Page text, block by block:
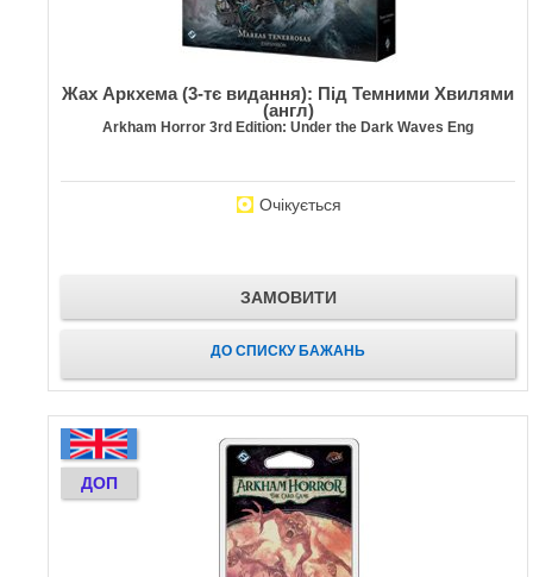
Жах Аркхема (3-тє видання): Під Темними Хвилями
(англ)
Arkham Horror 3rd Edition: Under the Dark Waves Eng
Очікується
ЗАМОВИТИ
ДО СПИСКУ БАЖАНЬ
ДОП